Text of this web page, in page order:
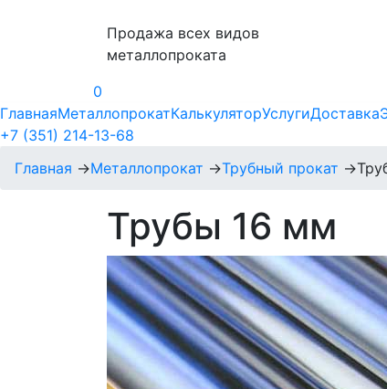
Продажа всех видов
металлопроката
0
ГлавнаяМеталлопрокатКалькуляторУслугиДоставка
+7 (351) 214-13-68
Главная →Металлопрокат →Трубный прокат →
Трубы 16 мм